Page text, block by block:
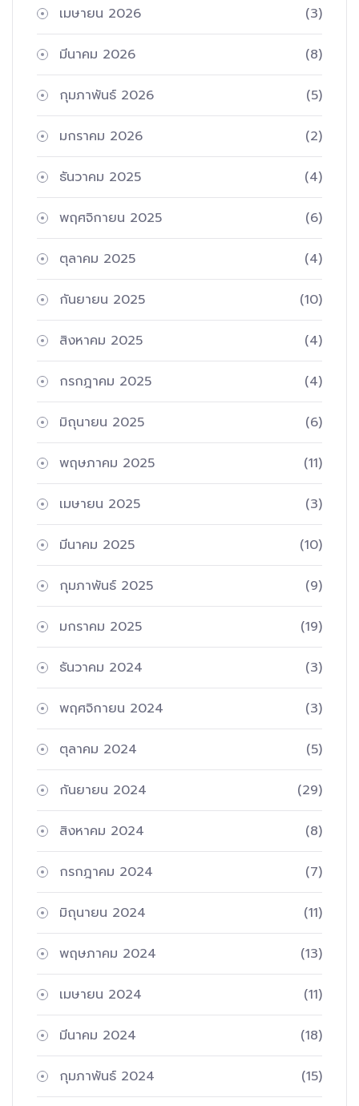
เมษายน 2026 (3)
มีนาคม 2026 (8)
กุมภาพันธ์ 2026 (5)
มกราคม 2026 (2)
ธันวาคม 2025 (4)
พฤศจิกายน 2025 (6)
ตุลาคม 2025 (4)
กันยายน 2025 (10)
สิงหาคม 2025 (4)
กรกฎาคม 2025 (4)
มิถุนายน 2025 (6)
พฤษภาคม 2025 (11)
เมษายน 2025 (3)
มีนาคม 2025 (10)
กุมภาพันธ์ 2025 (9)
มกราคม 2025 (19)
ธันวาคม 2024 (3)
พฤศจิกายน 2024 (3)
ตุลาคม 2024 (5)
กันยายน 2024 (29)
สิงหาคม 2024 (8)
กรกฎาคม 2024 (7)
มิถุนายน 2024 (11)
พฤษภาคม 2024 (13)
เมษายน 2024 (11)
มีนาคม 2024 (18)
กุมภาพันธ์ 2024 (15)